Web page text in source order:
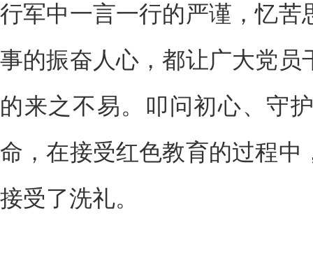
行军中一言一行的严谨，忆苦
事的振奋人心，都让广大党员
的来之不易。叩问初心、守
命，在接受红色教育的过程
接受了洗礼。